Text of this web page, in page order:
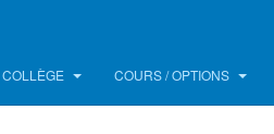
COLLÈGE COURS / OPTIONS